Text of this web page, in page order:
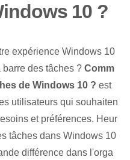
10 ?
expérience Windows 10‌
des tâches ? Comm
de Windows 10 ? est
utilisateurs qui souhaiten
et préférences. Heur
tâches dans Windows 10
différence dans l'orga